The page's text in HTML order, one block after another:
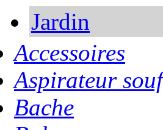
Jardin
Accessoires
Aspirateur
Bache